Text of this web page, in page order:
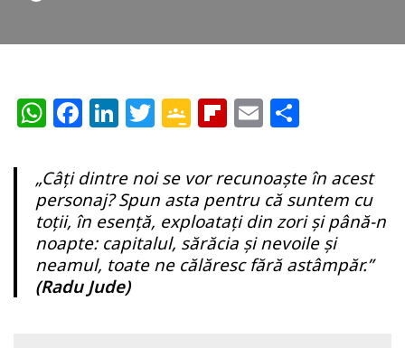
W
at
s
A
p
p
F
c
e
b
o
o
Li
k
e
dI
n
T
itt
e
r
G
o
gl
e
Cl
Fl
b
o
ar
d
E
ai
l
ta
je
az
ă
„Câți dintre noi se vor recunoaște în acest
personaj? Spun asta pentru că suntem cu
toții, în esență, exploatați din zori și până-n
noapte: capitalul, sărăcia și nevoile și
neamul, toate ne călăresc fără astâmpăr.”
(Radu Jude)